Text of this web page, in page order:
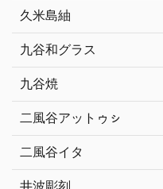
久米島紬
九谷和グラス
九谷焼
二風谷アットゥㇱ
二風谷イタ
井波彫刻